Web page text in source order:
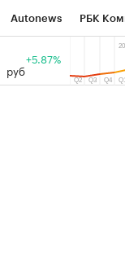
Autonews РБК
Тренды
руб
+5.87%